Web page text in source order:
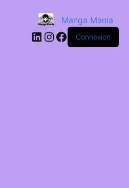
Manga Mania
Connexion